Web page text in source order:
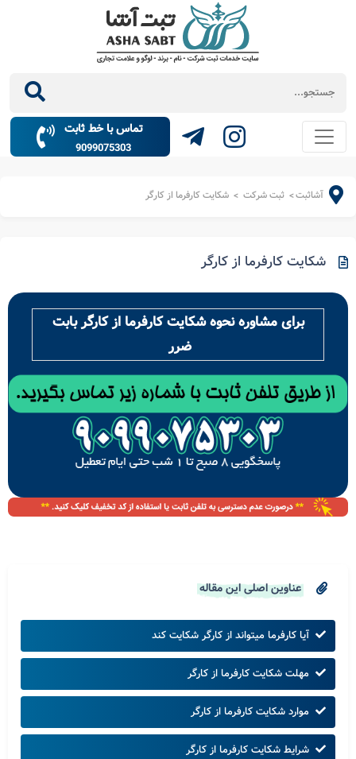
تماس با خط ثابت
9099075303
آشاثبت> ثبت شرکت > شکایت کارفرما از کارگر
شکایت کارفرما از کارگر
برای مشاوره نحوه شکایت کارفرما از کارگر بابت
ضرر
عناوین اصلی این مقاله
آیا کارفرما میتواند از کارگر شکایت کند
مهلت شکایت کارفرما از کارگر
موارد شکایت کارفرما از کارگر
شرایط شکایت کارفرما از کارگر